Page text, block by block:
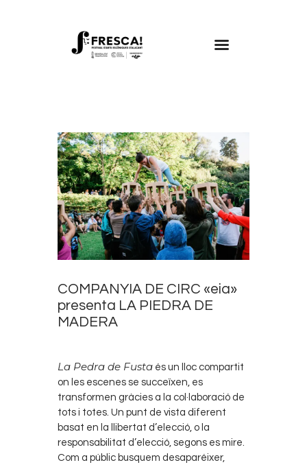
Informació d’interés
Contacte
VAL
COMPANYIA DE CIRC «eia»
presenta LA PIEDRA DE
MADERA
La Pedra de Fusta és un lloc compartit
on les escenes se succeïxen, es
transformen gràcies a la col·laboració de
tots i totes. Un punt de vista diferent
basat en la llibertat d’elecció, o la
responsabilitat d’elecció, segons es mire.
Com a públic busquem desaparéixer,